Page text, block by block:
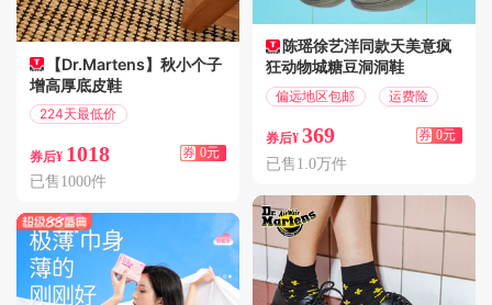
【Dr.Martens】秋小个子
增高厚底皮鞋
224天最低价
券后¥ 1018 券 0元
已售1000件
陈瑶徐艺洋同款天美意疯
狂动物城糖豆洞洞鞋
偏远地区包邮 运费险
券后¥ 369 券 0元
已售1.0万件